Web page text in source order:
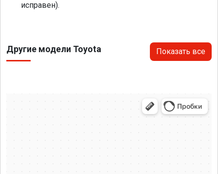
исправен).
Другие модели Toyota Показать все